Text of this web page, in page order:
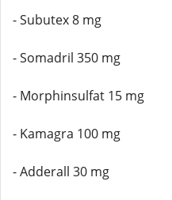
- Subutex 8 mg
- Somadril 350 mg
- Morphinsulfat 15 mg
- Kamagra 100 mg
- Adderall 30 mg